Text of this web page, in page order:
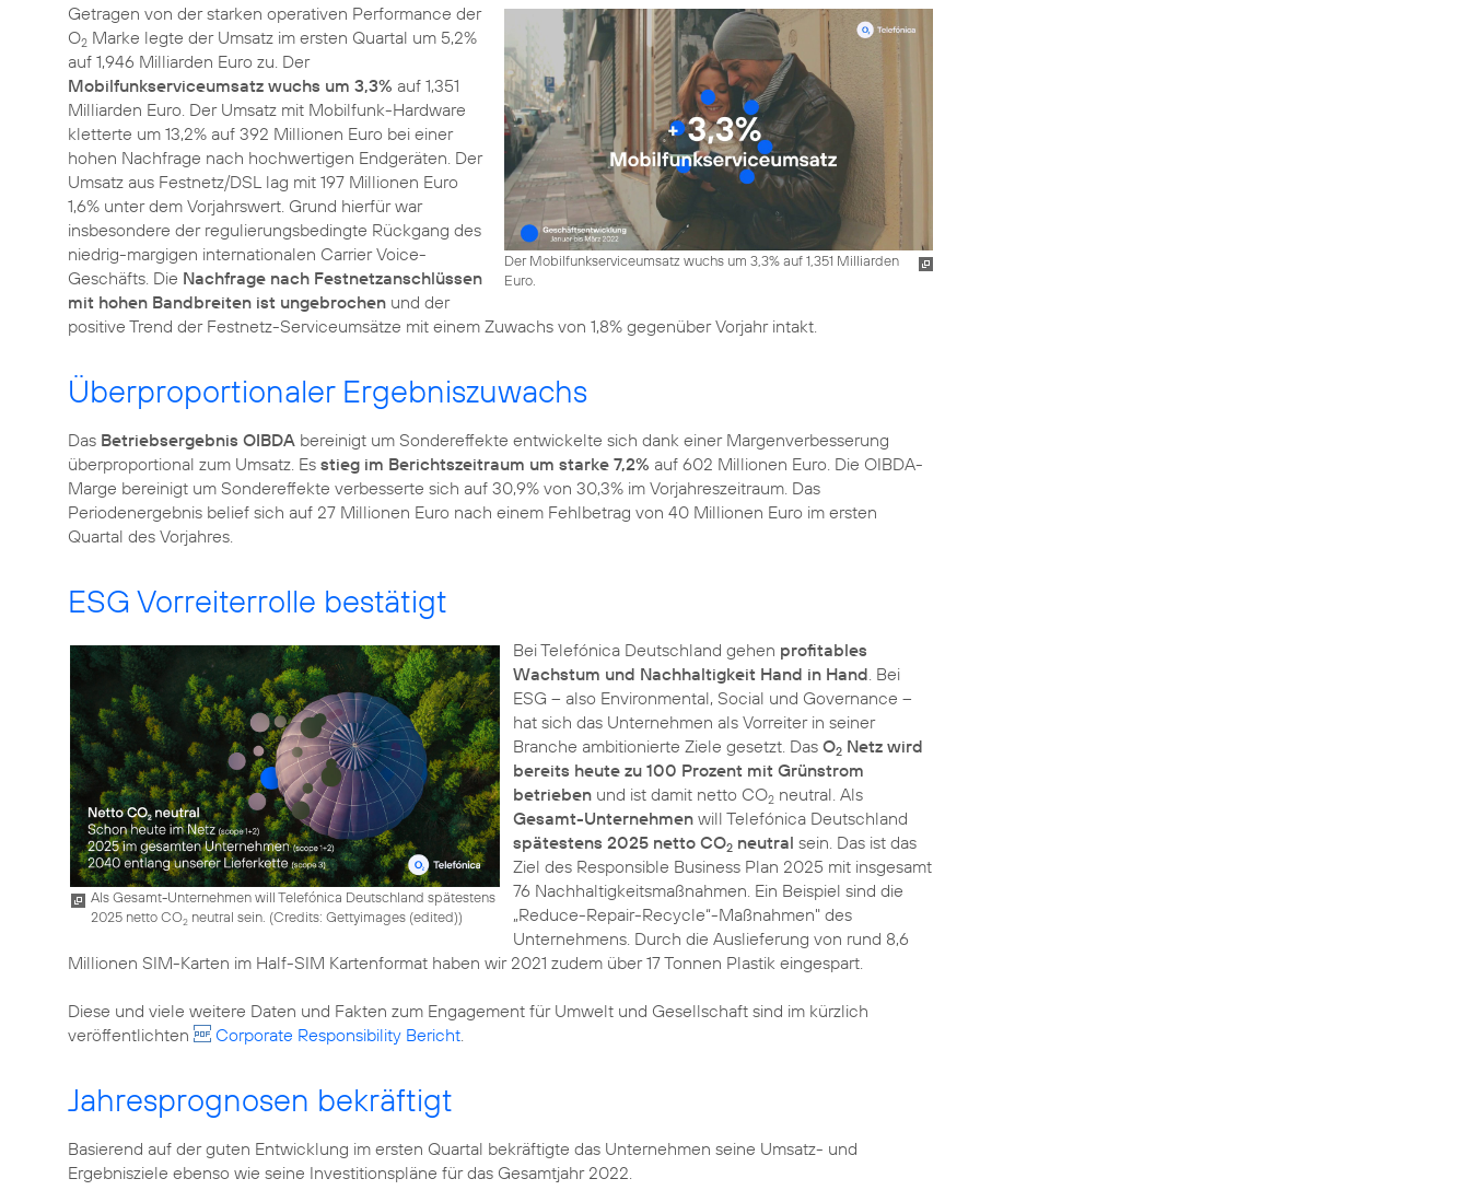
Der Mobilfunkserviceumsatz wuchs um 3,3% auf 1,351 Milliarden
Euro.
Getragen von der starken operativen Performance der
O2 Marke legte der Umsatz im ersten Quartal um 5,2%
auf 1,946 Milliarden Euro zu. Der
Mobilfunkserviceumsatz wuchs um 3,3% auf 1,351
Milliarden Euro. Der Umsatz mit Mobilfunk-Hardware
kletterte um 13,2% auf 392 Millionen Euro bei einer
hohen Nachfrage nach hochwertigen Endgeräten. Der
Umsatz aus Festnetz/DSL lag mit 197 Millionen Euro
1,6% unter dem Vorjahrswert. Grund hierfür war
insbesondere der regulierungsbedingte Rückgang des
niedrig-margigen internationalen Carrier Voice-
Geschäfts. Die Nachfrage nach Festnetzanschlüssen
mit hohen Bandbreiten ist ungebrochen und der
positive Trend der Festnetz-Serviceumsätze mit einem Zuwachs von 1,8% gegenüber Vorjahr intakt.
Überproportionaler Ergebniszuwachs
Das Betriebsergebnis OIBDA bereinigt um Sondereffekte entwickelte sich dank einer Margenverbesserung
überproportional zum Umsatz. Es stieg im Berichtszeitraum um starke 7,2% auf 602 Millionen Euro. Die OIBDA-
Marge bereinigt um Sondereffekte verbesserte sich auf 30,9% von 30,3% im Vorjahreszeitraum. Das
Periodenergebnis belief sich auf 27 Millionen Euro nach einem Fehlbetrag von 40 Millionen Euro im ersten
Quartal des Vorjahres.
ESG Vorreiterrolle bestätigt
Als Gesamt-Unternehmen will Telefónica Deutschland spätestens
2025 netto CO2 neutral sein. (Credits: Gettyimages (edited))
Bei Telefónica Deutschland gehen profitables
Wachstum und Nachhaltigkeit Hand in Hand . Bei
ESG – also Environmental, Social und Governance –
hat sich das Unternehmen als Vorreiter in seiner
Branche ambitionierte Ziele gesetzt. Das O2Netz wird
bereits heute zu 100 Prozent mit Grünstrom
betriebenund ist damit netto CO2neutral. Als
Gesamt-Unternehmenwill Telefónica Deutschland
spätestens 2025 netto CO2neutral sein. Das ist das
Ziel des Responsible Business Plan 2025 mit insgesamt
76 Nachhaltigkeitsmaßnahmen. Ein Beispiel sind die
„Reduce-Repair-Recycle“-Maßnahmen" des
Unternehmens. Durch die Auslieferung von rund 8,6
Millionen SIM-Karten im Half-SIM Kartenformat haben wir 2021 zudem über 17 Tonnen Plastik eingespart.
Diese und viele weitere Daten und Fakten zum Engagement für Umwelt und Gesellschaft sind im kürzlich
veröffentlichten
Corporate Responsibility Bericht
Jahresprognosen bekräftigt
Basierend auf der guten Entwicklung im ersten Quartal bekräftigte das Unternehmen seine Umsatz- und
Ergebnisziele ebenso wie seine Investitionspläne für das Gesamtjahr 2022.